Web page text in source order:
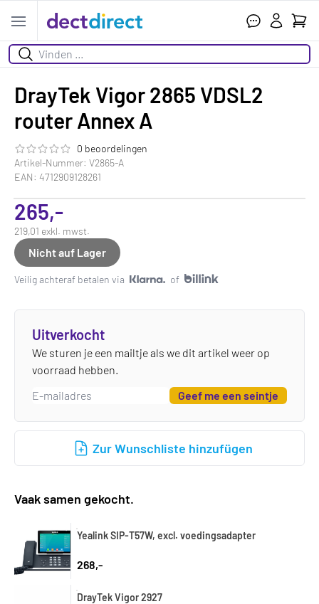
Open menu
Suchen
Ihr
DrayTek Vigor 2865 VDSL2
router Annex A
Die Bewertung dieses Produkts ist
0 beoordelingen
Artikel-Nummer: V2865-A
EAN: 4712909128261
265,-
219,01 exkl. mwst.
Nicht auf Lager
Veilig achteraf betalen via of
Uitverkocht
We sturen je een mailtje als we dit artikel weer op
voorraad hebben.
Geef me een seintje
Zur Wunschliste hinzufügen
Vaak samen gekocht.
Yealink SIP-T57W, excl. voedingsadapter
268,-
DrayTek Vigor 2927